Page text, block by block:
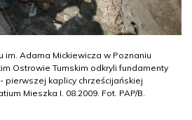
im. Adama Mickiewicza w Poznaniu
Ostrowie Tumskim odkryli fundamenty
pierwszej kaplicy chrześcijańskiej
Mieszka I. 08.2009. Fot. PAP/B.